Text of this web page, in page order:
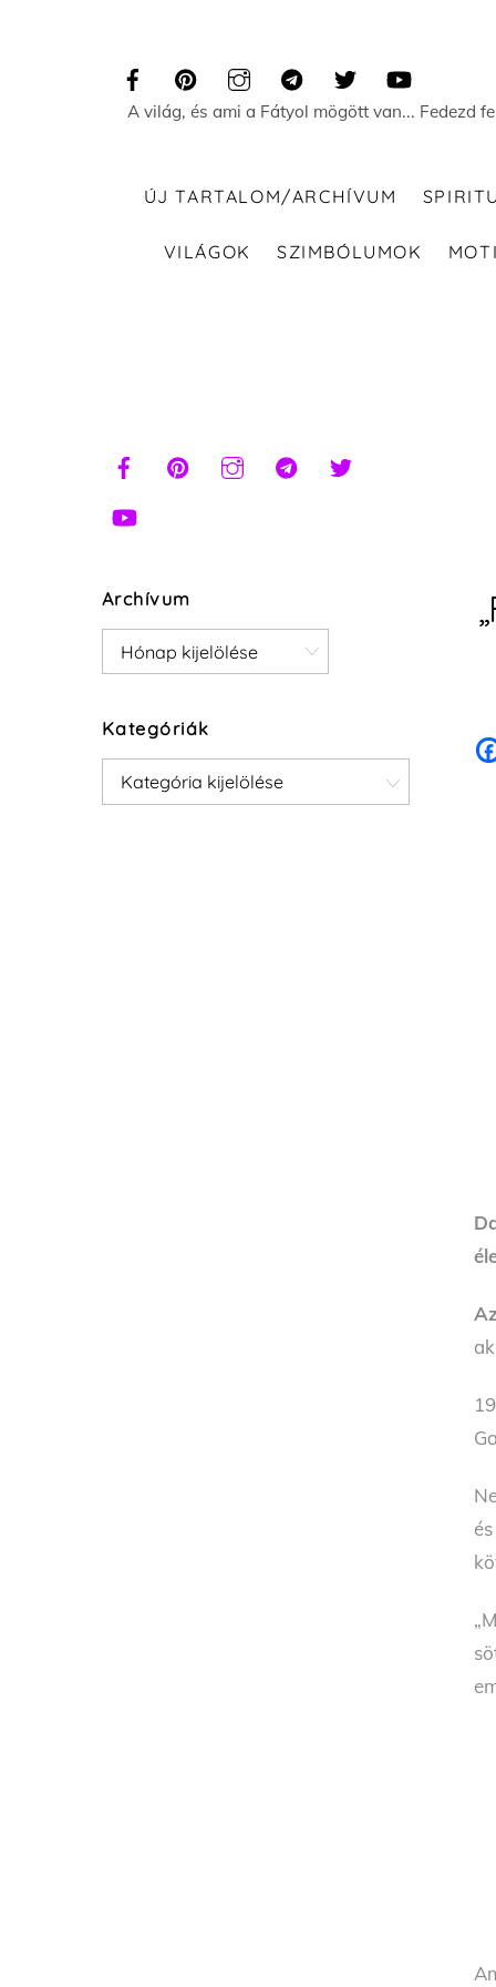
A világ, és ami a Fátyol mögött van... Fedezd
ÚJ TARTALOM/ARCHÍVUM
VILÁGOK SZIMBÓLUMOK
Archívum
Archívum
Kategóriák
Kategóriák